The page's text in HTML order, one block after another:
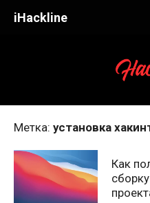
iHackline
Метка: установка
Как